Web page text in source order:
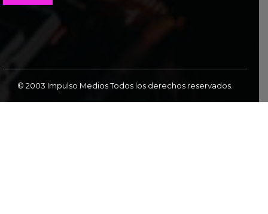
© 2003 Impulso Medios Todos los derechos reservados.